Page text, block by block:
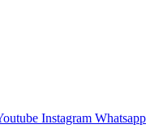
Instagram Whatsapp